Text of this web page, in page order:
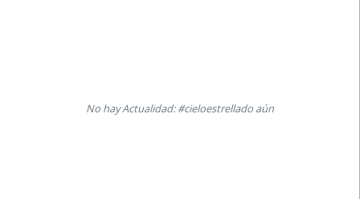
No hay Actualidad: #cieloestrellado aún